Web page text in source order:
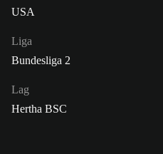
USA
Liga
Bundesliga 2
Lag
Hertha BSC